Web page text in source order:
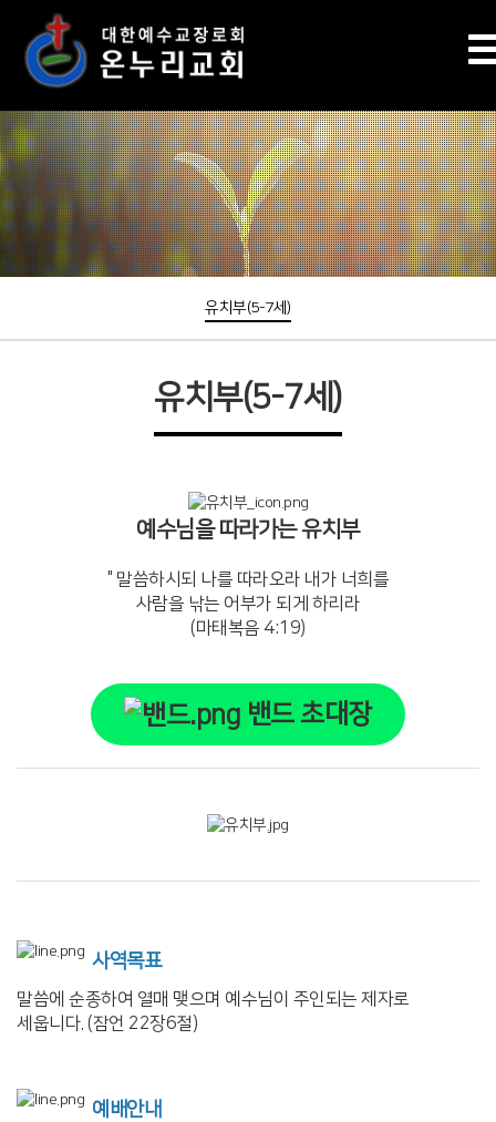
유치부(5-7세)
유치부(5-7세)
예수님을 따라가는 유치부
" 말씀하시되 나를 따라오라 내가 너희를
사람을 낚는 어부가 되게 하리라
(마태복음 4:19)
밴드 초대장
사역목표
말씀에 순종하여 열매 맺으며 예수님이 주인되는 제자로
세웁니다. (잠언 22장6절)
예배안내